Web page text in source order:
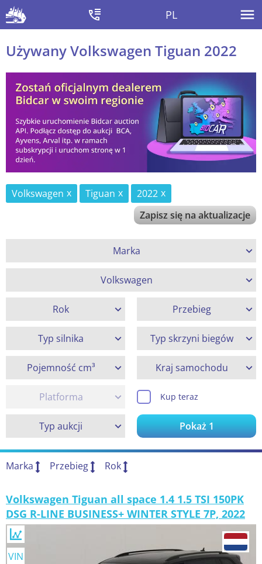
PL
Używany Volkswagen Tiguan 2022
Volkswagen Tiguan
2022
Zapisz się na aktualizacje
Marka
Volkswagen
Rok Przebieg
Typ silnika Typ skrzyni biegów
Pojemność cm³ Kraj samochodu
Platforma Kup teraz
Typ aukcji Pokaż1
Marka Przebieg Rok
Volkswagen Tiguan all space 1.4 1.5 TSI 150PK
DSG R-LINE BUSINESS+ WINTER STYLE 7P, 2022
VIN